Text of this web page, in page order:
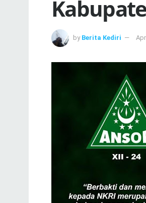
by Berita Kediri